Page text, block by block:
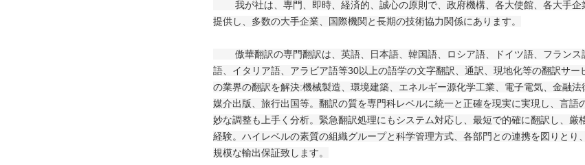
我が社は、専門、即時、経済的、誠心の原則で、政府機構、各大使館、各大手企
提供し、多数の大手企業、国際機関と長期の技術協力関係にあります。
傲華翻訳の専門翻訳は、英語、日本語、韓国語、ロシア語、ドイツ語、フランス
語、イタリア語、アラビア語等30以上の語学の文字翻訳、通訳、現地化等の翻訳サー
の業界の翻訳を解決:機械製造、環境建築、エネルギー源化学工業、電子電気、金融法
媒介出版、旅行出国等。翻訳の質を専門科レベルに統一と正確を現実に実現し、言語
妙な調整も上手く分析。緊急翻訳処理にもシステム対応し、最短で的確に翻訳し、厳
経験。ハイレベルの素質の組織グループと科学管理方式、各部門との連携を図りとり
規模な輸出保証致します。